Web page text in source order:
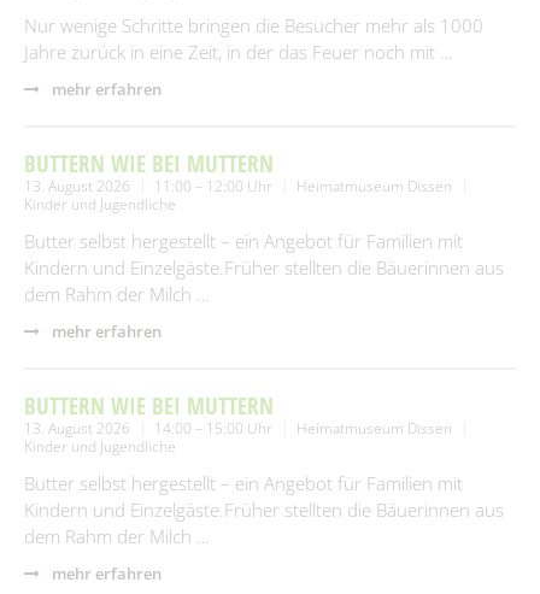
Nur wenige Schritte bringen die Besucher mehr als 1000
Jahre zurück in eine Zeit, in der das Feuer noch mit …
mehr erfahren
BUTTERN WIE BEI MUTTERN
13. August 2026 11:00 – 12:00 Uhr
Heimatmuseum Dissen
Kinder und Jugendliche
Butter selbst hergestellt – ein Angebot für Familien mit
Kindern und Einzelgäste.Früher stellten die Bäuerinnen aus
dem Rahm der Milch …
mehr erfahren
BUTTERN WIE BEI MUTTERN
13. August 2026 14:00 – 15:00 Uhr
Heimatmuseum Dissen
Kinder und Jugendliche
Butter selbst hergestellt – ein Angebot für Familien mit
Kindern und Einzelgäste.Früher stellten die Bäuerinnen aus
dem Rahm der Milch …
mehr erfahren